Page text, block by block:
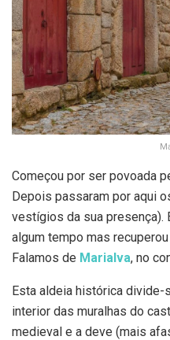
Começou por ser povoada
Depois passaram por aqui
vestígios da sua presença).
algum tempo mas
Falamos de Marialva, no
Esta aldeia histórica divide-
interior das muralhas do
medieval e a deve (mais